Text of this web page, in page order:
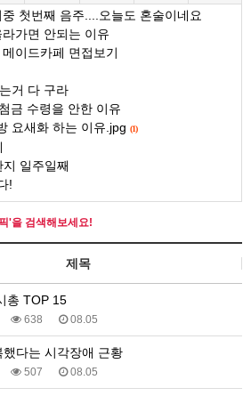
첫번째 음주....오늘도 혼술이네요
가면 안되는 이유
이드카페 면접보기
거 다 구라
금 수령을 안한 이유
요새화 하는 이유.jpg (1)
일주일째
!
'을 검색해보세요!
제목
총 TOP 15
638 08.05
했다는 시각장애 근황
507 08.05